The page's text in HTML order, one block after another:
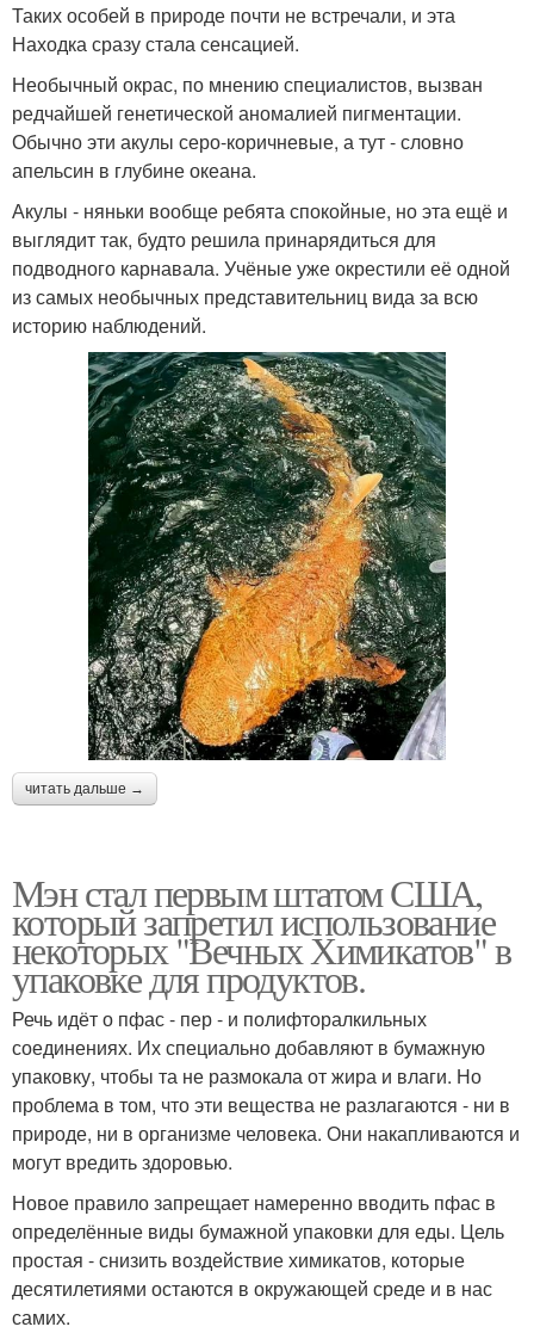
Таких особей в природе почти не встречали, и эта
Находка сразу стала сенсацией.
Необычный окрас, по мнению специалистов, вызван
редчайшей генетической аномалией пигментации.
Обычно эти акулы серо-коричневые, а тут - словно
апельсин в глубине океана.
Акулы - няньки вообще ребята спокойные, но эта ещё и
выглядит так, будто решила принарядиться для
подводного карнавала. Учёные уже окрестили её одной
из самых необычных представительниц вида за всю
историю наблюдений.
читать дальше →
Мэн стал первым штатом США,
который запретил использование
некоторых "Вечных Химикатов" в
упаковке для продуктов.
Речь идёт о пфас - пер - и полифторалкильных
соединениях. Их специально добавляют в бумажную
упаковку, чтобы та не размокала от жира и влаги. Но
проблема в том, что эти вещества не разлагаются - ни в
природе, ни в организме человека. Они накапливаются и
могут вредить здоровью.
Новое правило запрещает намеренно вводить пфас в
определённые виды бумажной упаковки для еды. Цель
простая - снизить воздействие химикатов, которые
десятилетиями остаются в окружающей среде и в нас
самих.